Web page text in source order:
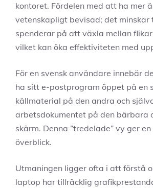
kontoret. Fördelen med att ha mer
vetenskapligt bevisad; det minskar
spenderar på att växla mellan
vilket kan öka effektiviteten med
För en svensk användare innebär
ha sitt e-postprogram öppet på en
källmaterial på den andra och
arbetsdokumentet på den bärbara
skärm. Denna ”tredelade” vy ger
överblick.
Utmaningen ligger ofta i att förstå
laptop har tillräcklig